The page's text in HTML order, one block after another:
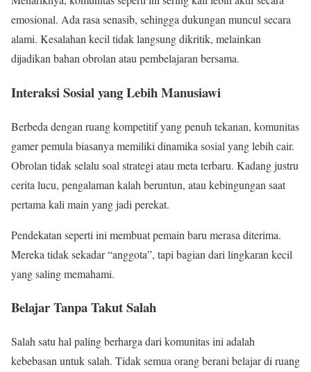
emosional. Ada rasa senasib, sehingga dukungan muncul secara
alami. Kesalahan kecil tidak langsung dikritik, melainkan
dijadikan bahan obrolan atau pembelajaran bersama.
Interaksi Sosial yang Lebih Manusiawi
Berbeda dengan ruang kompetitif yang penuh tekanan, komunitas
gamer pemula biasanya memiliki dinamika sosial yang lebih cair.
Obrolan tidak selalu soal strategi atau meta terbaru. Kadang justru
cerita lucu, pengalaman kalah beruntun, atau kebingungan saat
pertama kali main yang jadi perekat.
Pendekatan seperti ini membuat pemain baru merasa diterima.
Mereka tidak sekadar “anggota”, tapi bagian dari lingkaran kecil
yang saling memahami.
Belajar Tanpa Takut Salah
Salah satu hal paling berharga dari komunitas ini adalah
kebebasan untuk salah. Tidak semua orang berani belajar di ruang